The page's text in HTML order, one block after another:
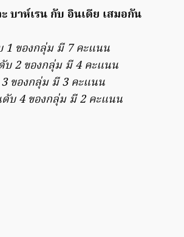
บาห์เรน กับ อินเดีย เสมอกัน
1 ของกลุ่ม มี 7 คะแนน
บ 2 ของกลุ่ม มี 4 คะแนน
ของกลุ่ม มี 3 คะแนน
ดับ 4 ของกลุ่ม มี 2 คะแนน